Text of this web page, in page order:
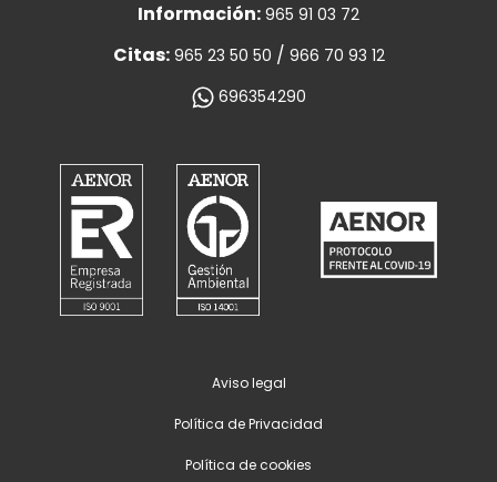
Información: 965 91 03 72
Citas: 965 23 50 50 / 966 70 93 12
696354290
Aviso legal
Política de Privacidad
Política de cookies